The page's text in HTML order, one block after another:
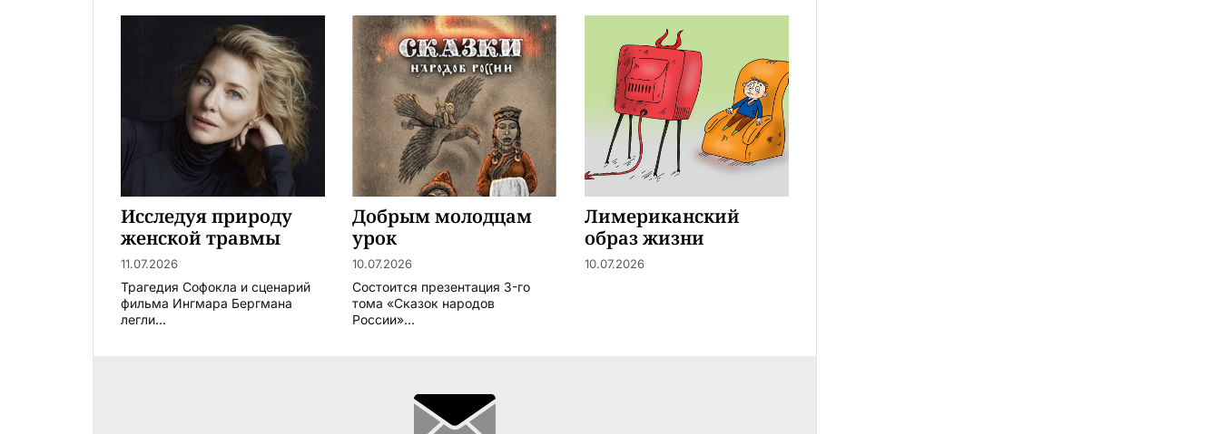
Исследуя природу
женской травмы
11.07.2026
Трагедия Софокла и сценарий
фильма Ингмара Бергмана
легли...
Добрым молодцам
урок
10.07.2026
Состоится презентация 3-го
тома «Сказок народов
России»...
Лимериканский
образ жизни
10.07.2026